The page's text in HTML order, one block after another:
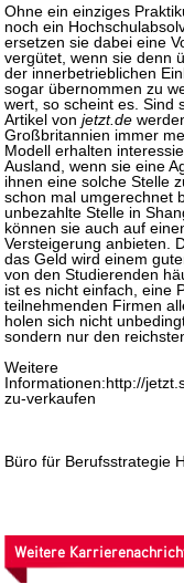
Ohne ein einziges
noch ein
ersetzen sie dabei eine
vergütet, wenn sie denn
der innerbetrieblichen
sogar übernommen zu
wert, so scheint es. Sind
Artikel vonjetzt.de
Großbritannien immer
Modell erhalten
Ausland, wenn sie eine
ihnen eine solche Stelle
schon mal umgerechnet
unbezahlte Stelle in
können sie auch auf
Versteigerung anbieten.
das Geld wird einem
von den Studierenden
ist es nicht einfach, eine
teilnehmenden Firmen
holen sich nicht
sondern nur den
Weitere
Informationen:http://
zu-verkaufen
Büro für Berufsstrategie
Weitere